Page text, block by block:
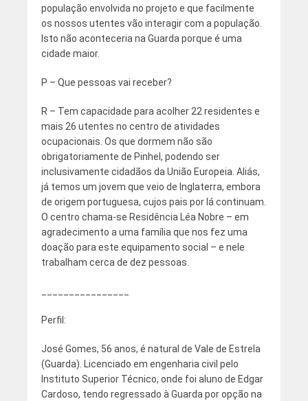
população envolvida no projeto e que facilmente
os nossos utentes vão interagir com a população.
Isto não aconteceria na Guarda porque é uma
cidade maior.
P – Que pessoas vai receber?
R – Tem capacidade para acolher 22 residentes e
mais 26 utentes no centro de atividades
ocupacionais. Os que dormem não são
obrigatoriamente de Pinhel, podendo ser
inclusivamente cidadãos da União Europeia. Aliás,
já temos um jovem que veio de Inglaterra, embora
de origem portuguesa, cujos pais por lá continuam.
O centro chama-se Residência Léa Nobre – em
agradecimento a uma família que nos fez uma
doação para este equipamento social – e nele
trabalham cerca de dez pessoas.
Perfil:
José Gomes, 56 anos, é natural de Vale de Estrela
(Guarda). Licenciado em engenharia civil pelo
Instituto Superior Técnico, onde foi aluno de Edgar
Cardoso, tendo regressado à Guarda por opção na